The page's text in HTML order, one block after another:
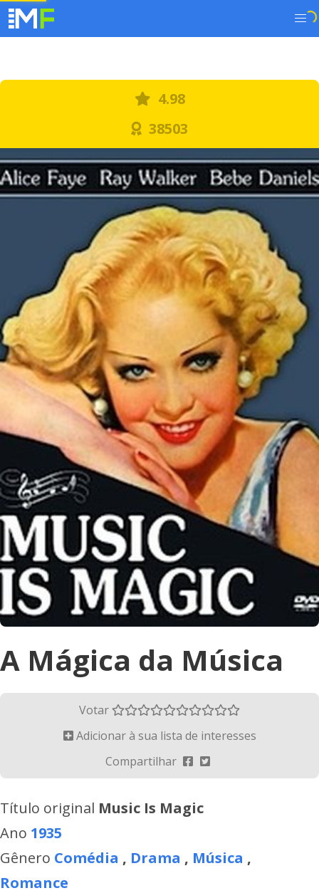
4.98
38503
A Mágica da Música
Votar
Adicionar à sua lista de interesses
Compartilhar
Título original Music Is Magic
Ano 1935
Gênero Comédia , Drama , Música ,
Romance